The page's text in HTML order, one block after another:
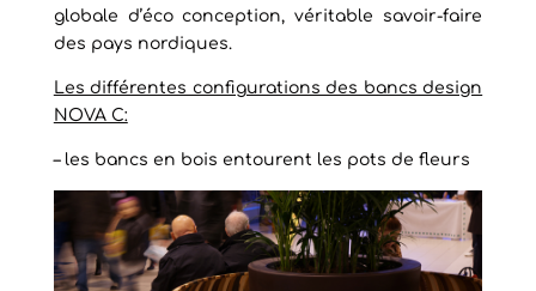
globale d’éco conception, véritable savoir-faire
des pays nordiques.
Les différentes configurations des bancs design
NOVA C:
– les bancs en bois entourent les pots de fleurs